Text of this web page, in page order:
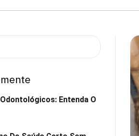
Entenda O